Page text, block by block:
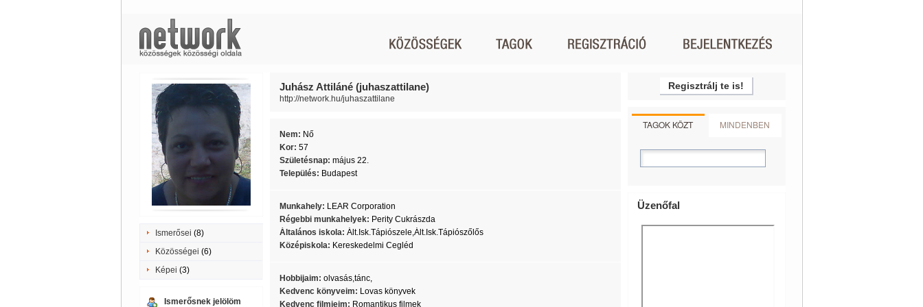
Ismerősei (8)
Közösségei (6)
Képei (3)
Ismerősnek jelölöm
Juhász Attiláné (juhaszattilane)
http://network.hu/juhaszattilane
Nem: Nő
Kor: 57
Születésnap: május 22.
Település: Budapest
Munkahely: LEAR Corporation
Régebbi munkahelyek: Perity Cukrászda
Általános iskola: Ált.Isk.Tápiószele,Ált.Isk.Tápiószőlős
Középiskola: Kereskedelmi Cegléd
Hobbijaim: olvasás,tánc,
Kedvenc könyveim: Lovas könyvek
Kedvenc filmjeim: Romantikus filmek
Regisztrálj te is!
TAGOK KÖZT MINDENBEN
Üzenőfal